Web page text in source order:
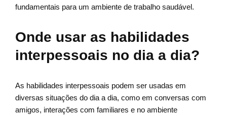
fundamentais para um ambiente de trabalho saudável.
Onde usar as habilidades
interpessoais no dia a dia?
As habilidades interpessoais podem ser usadas em
diversas situações do dia a dia, como em conversas com
amigos, interações com familiares e no ambiente